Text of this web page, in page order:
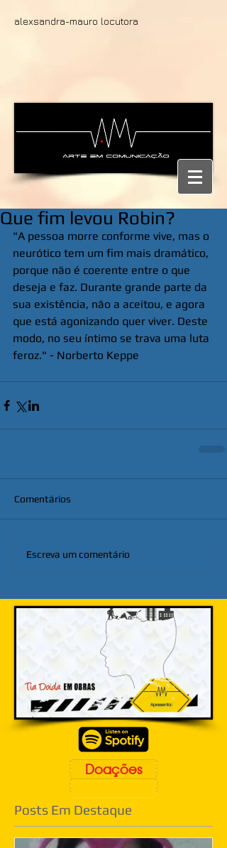
alexsandra-mauro locutora
Que fim levou Robin?
"A pessoa morre conforme vive, mas o
neurótico tem um fim mais dramático,
porque não é coerente entre o que
deseja e faz. Durante grande parte da
sua existência, não a aceitou, e agora
que está agonizando quer viver. Deste
modo, no seu íntimo se trava uma luta
feroz." - Norberto Keppe
Comentários
Escreva um comentário
Doações
Posts Em Destaque